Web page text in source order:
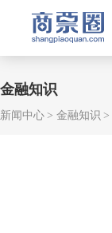
金融知识
新闻中心 金融知识